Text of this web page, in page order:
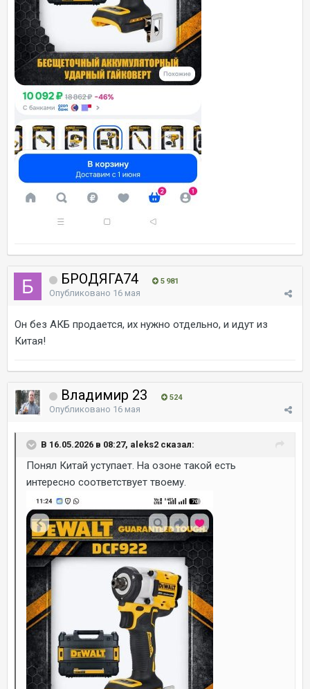
БРОДЯГА74 5 981
Опубликовано 16 мая
Он без АКБ продается, их нужно отдельно, и идут из
Китая!
Владимир 23 524
Опубликовано 16 мая
В 16.05.2026 в 08:27, aleks2 сказал:
Понял Китай уступает. На озоне такой есть
интересно соответствует твоему.